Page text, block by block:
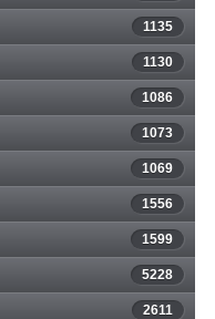
1135
1130
1086
1073
1069
1556
1599
5228
2611